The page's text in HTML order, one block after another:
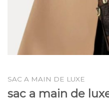
SAC A MAIN DE LUXE
sac a main de